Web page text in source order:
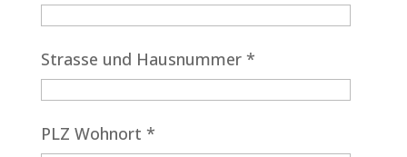
Strasse und Hausnummer *
PLZ Wohnort *